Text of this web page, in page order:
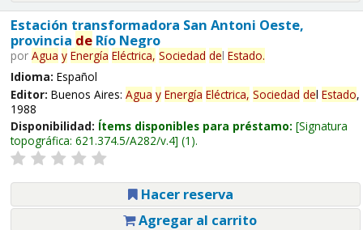
Estación transformadora San Antoni Oeste,
provincia deRío Negro
por Agua y Energía Eléctrica, Sociedad del Estado.
Idioma: Español
Editor: Buenos Aires: Agua y Energía Eléctrica, Sociedad del Estado,
1988
Disponibilidad: Ítems disponibles para préstamo: Signatura
topográfica: 621.374.5/A282/v.4 (1).
Hacer reserva
Agregar al carrito